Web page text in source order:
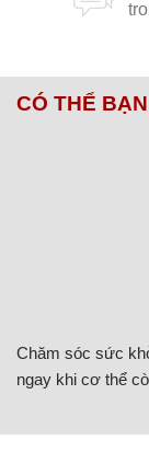
CÓ THỂ
Chăm sóc sức
ngay khi cơ thể